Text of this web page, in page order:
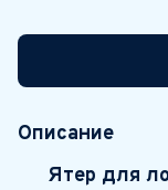
Описание
Ятер для